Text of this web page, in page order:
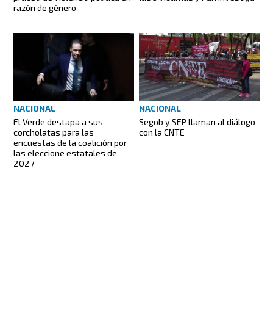
razón de género
NACIONAL
El Verde destapa a sus
corcholatas para las
encuestas de la coalición por
las eleccione estatales de
2027
NACIONAL
Segob y SEP llaman al diálogo
con la CNTE